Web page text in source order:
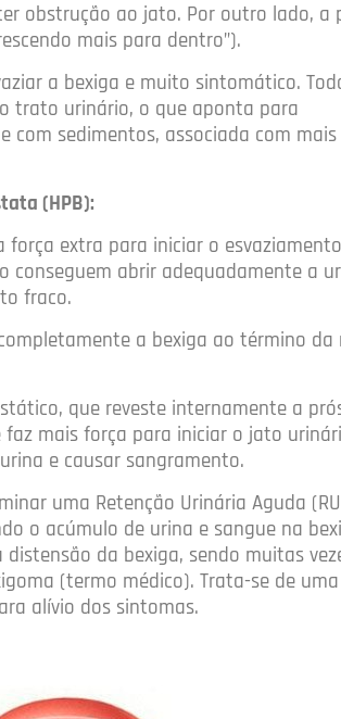
obstrução ao jato. Por outro lado, a
mais para dentro”).
a bexiga e muito sintomático.
trato urinário, o que aponta para
com sedimentos, associada com
(HPB):
extra para iniciar o
conseguem abrir adequadamente a
fraco.
a bexiga ao término da
que reveste internamente a
mais força para iniciar o jato
e causar sangramento.
uma Retenção Urinária Aguda
o acúmulo de urina e sangue na
da bexiga, sendo muitas
(termo médico). Trata-se de
alívio dos sintomas.